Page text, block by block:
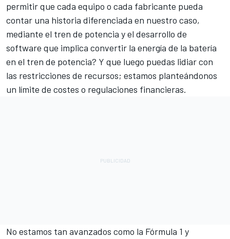
permitir que cada equipo o cada fabricante pueda
contar una historia diferenciada en nuestro caso,
mediante el tren de potencia y el desarrollo de
software que implica convertir la energía de la batería
en el tren de potencia? Y que luego puedas lidiar con
las restricciones de recursos; estamos planteándonos
un límite de costes o regulaciones financieras.
No estamos tan avanzados como la Fórmula 1 y